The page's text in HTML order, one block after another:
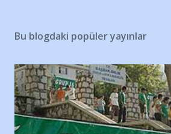
Bu blogdaki popüler yayınlar